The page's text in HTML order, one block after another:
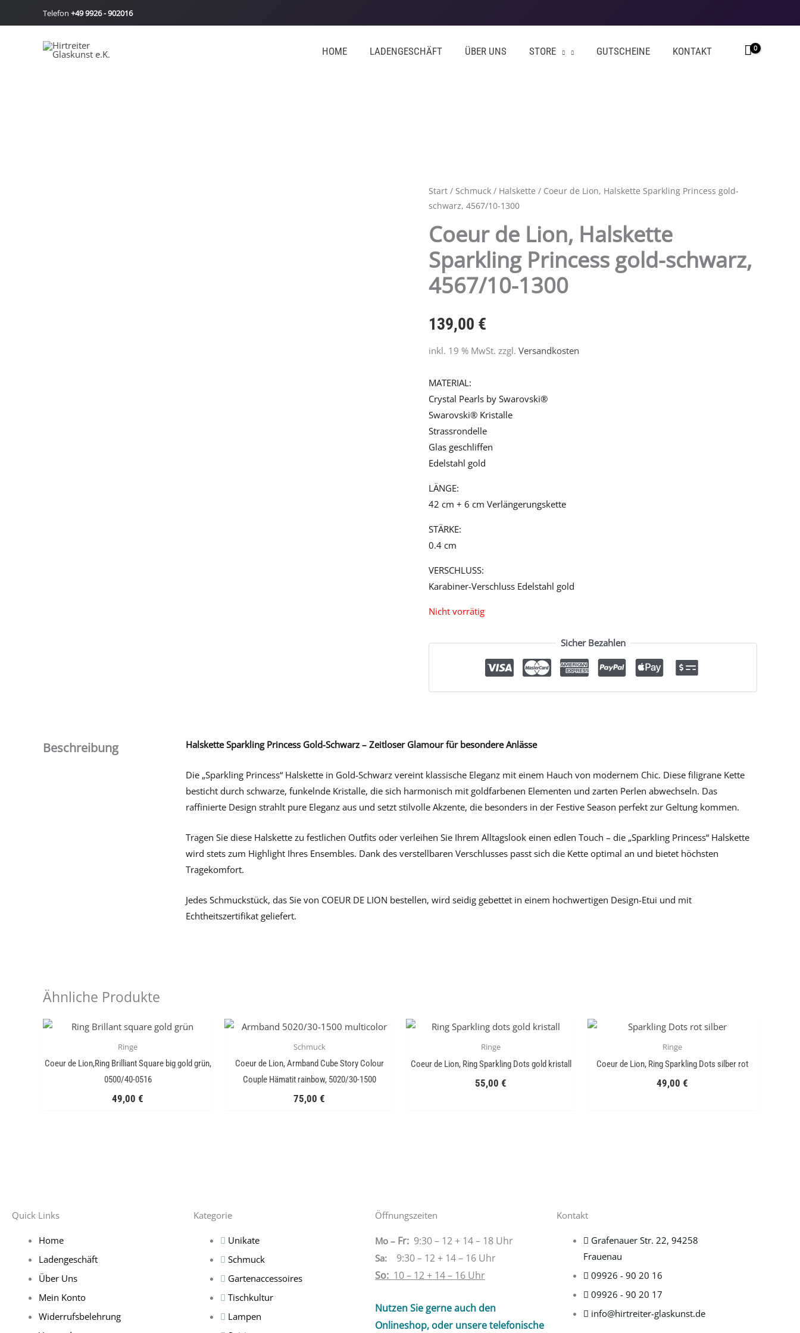
Inhalt
Telefon +49 9926 - 902016
HOME LADENGESCHÄFT ÜBER UNS STORE GUTSCHEINE KONTAKT
Start / Schmuck / Halskette / Coeur de Lion, Halskette Sparkling Princess gold-
schwarz, 4567/10-1300
Coeur de Lion, Halskette
Sparkling Princess gold-schwarz,
4567/10-1300
139,00 €
inkl. 19 % MwSt. zzgl. Versandkosten
MATERIAL:
Crystal Pearls by Swarovski®
Swarovski® Kristalle
Strassrondelle
Glas geschliffen
Edelstahl gold
LÄNGE:
42 cm + 6 cm Verlängerungskette
STÄRKE:
0.4 cm
VERSCHLUSS:
Karabiner-Verschluss Edelstahl gold
Nicht vorrätig
Sicher Bezahlen
Beschreibung Halskette Sparkling Princess Gold-Schwarz – Zeitloser Glamour für besondere Anlässe
Die „Sparkling Princess“ Halskette in Gold-Schwarz vereint klassische Eleganz mit einem Hauch von modernem Chic. Diese filigrane Kette
besticht durch schwarze, funkelnde Kristalle, die sich harmonisch mit goldfarbenen Elementen und zarten Perlen abwechseln. Das
raffinierte Design strahlt pure Eleganz aus und setzt stilvolle Akzente, die besonders in der Festive Season perfekt zur Geltung kommen.
Tragen Sie diese Halskette zu festlichen Outfits oder verleihen Sie Ihrem Alltagslook einen edlen Touch – die „Sparkling Princess“ Halskette
wird stets zum Highlight Ihres Ensembles. Dank des verstellbaren Verschlusses passt sich die Kette optimal an und bietet höchsten
Tragekomfort.
Jedes Schmuckstück, das Sie von COEUR DE LION bestellen, wird seidig gebettet in einem hochwertigen Design-Etui und mit
Echtheitszertifikat geliefert.
Ähnliche Produkte
Ringe
Coeur de Lion,Ring Brilliant Square big gold grün,
0500/40-0516
49,00 €
Schmuck
Coeur de Lion, Armband Cube Story Colour
Couple Hämatit rainbow, 5020/30-1500
75,00 €
Ringe
Coeur de Lion, Ring Sparkling Dots gold kristall
55,00 €
Ringe
Coeur de Lion, Ring Sparkling Dots silber rot
49,00 €
Quick Links
Home
Ladengeschäft
Über Uns
Mein Konto
Widerrufsbelehrung
Kategorie
Unikate
Schmuck
Gartenaccessoires
Tischkultur
Lampen
Öffnungszeiten
Mo – Fr: 9:30 – 12 + 14 – 18 Uhr
Sa: 9:30 – 12 + 14 – 16 Uhr
So: 10 – 12 + 14 – 16 Uhr
Nutzen Sie gerne auch den
Onlineshop, oder unsere telefonische
Kontakt
Grafenauer Str. 22, 94258
Frauenau
09926 - 90 20 16
09926 - 90 20 17
info@hirtreiter-glaskunst.de